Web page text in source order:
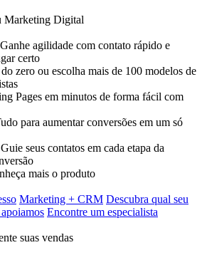
Marketing Digital
Ganhe agilidade com contato rápido e
certo
zero ou escolha mais de 100 modelos de
Pages em minutos de forma fácil com
para aumentar conversões em um só
Guie seus contatos em cada etapa da
mais o produto
Marketing + CRM Descubra qual seu
Encontre um especialista
suas vendas